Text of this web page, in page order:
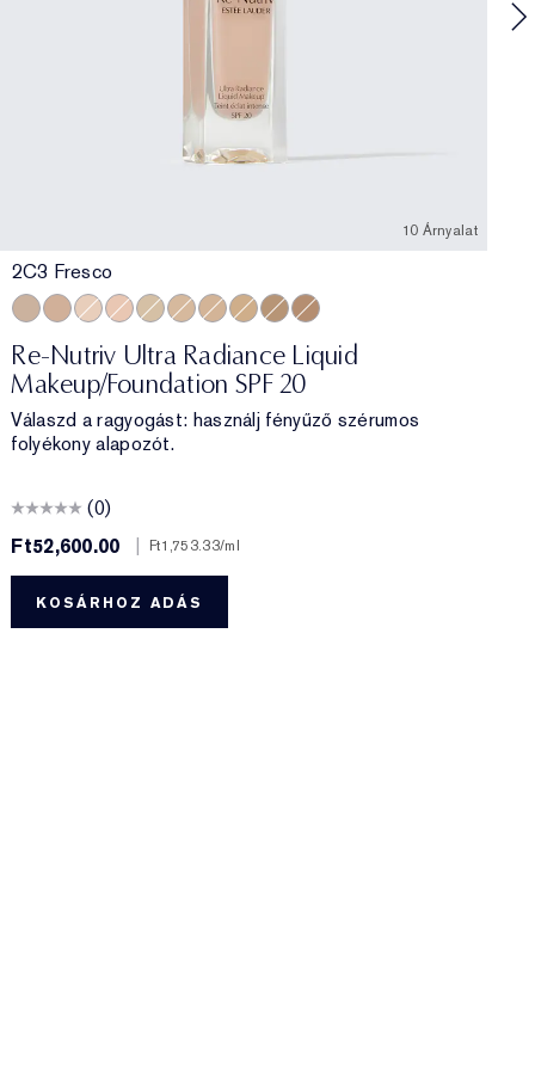
10 Árnyalat
2C3 Fresco
Re-Nutriv Ultra Radiance Liquid
Makeup/Foundation SPF 20
Válaszd a ragyogást: használj fényűző szérumos
folyékony alapozót.
(0)
Ft52,600.00
| Ft1,753.33/ml
KOSÁRHOZ ADÁS